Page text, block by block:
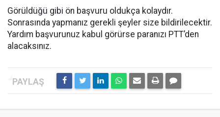
Görüldüğü gibi ön başvuru oldukça kolaydır.
Sonrasında yapmanız gerekli şeyler size bildirilecektir.
Yardım başvurunuz kabul görürse paranızı PTT’den
alacaksınız.